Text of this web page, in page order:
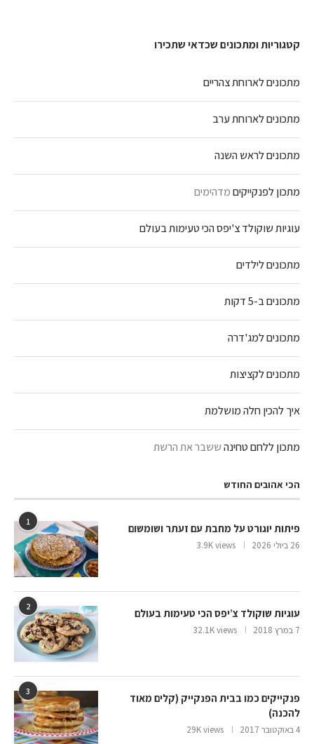
קטגוריות ומתכונים שכדאי שתכירו
מתכונים לארוחת צהריים
מתכונים לארוחת ערב
מתכונים לראש השנה
מתכון לפנקייקיםמדהימים
עוגיות שוקולד צ'יפס הכי טעימות בעולם
מתכונים לילדים
מתכונים ב-5 דקות
מתכונים למג'דרה
מתכונים לקציצות
איך להכין חלה מושלמת
מתכון ללחם טחינהששבר את הרשת
הכי אהובים החודש
1
פיתות יוגורט על מחבת עם זעתר ושומשום
26 ביולי 2026 3.9K views
2
עוגיות שוקולד צ’יפס הכי טעימות בעולם
7 במרץ 2018 32.1K views
3
פנקייקים כמו בבית הפנקייק (קלים מאוד
להכנה)
4 באוקטובר 2017 29K views